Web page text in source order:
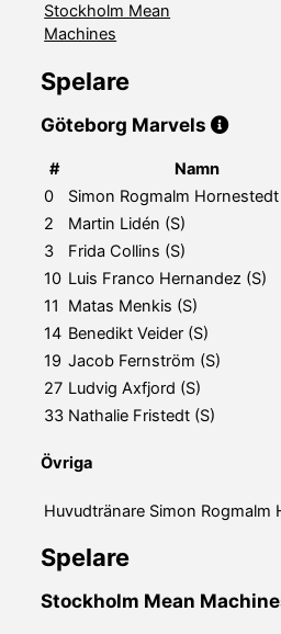
Stockholm Mean
Machines
Spelare
Göteborg Marvels
#
Namn
0
Simon Rogmalm Hornestedt
2
Martin Lidén (S)
3
Frida Collins (S)
10 Luis Franco Hernandez (S)
11
Matas Menkis (S)
14 Benedikt Veider (S)
19 Jacob Fernström (S)
27 Ludvig Axfjord (S)
33 Nathalie Fristedt (S)
Övriga
Huvudtränare Simon Rogmalm
Spelare
Stockholm Mean